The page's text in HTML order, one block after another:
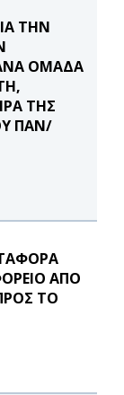
ΤΗΝ
ΟΜΑΔΑ
ΤΗΣ
ΠΑΝ/
ΑΠΟ
ΤΟ